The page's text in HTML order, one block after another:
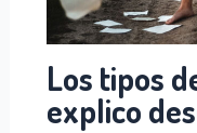
Los tipos
explico